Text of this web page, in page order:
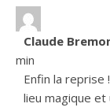
Claude
min
Enfin la reprise
lieu magique et